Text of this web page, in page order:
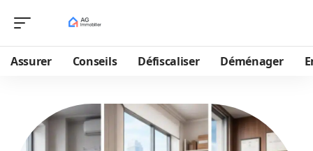
Assurer Conseils Défiscaliser Déménager